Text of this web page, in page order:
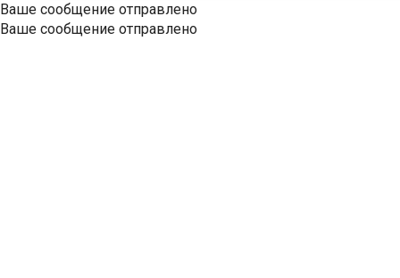
Ваше сообщение отправлено
Ваше сообщение отправлено